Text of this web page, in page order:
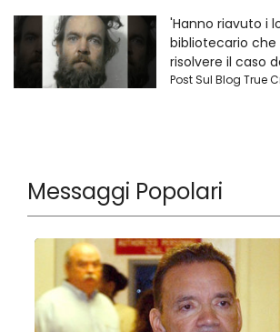
'Hanno riavuto i
bibliotecario
risolvere il caso
Post Sul Blog True
Messaggi Popolari